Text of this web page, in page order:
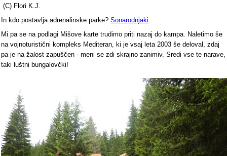
(C) Flori K.J.
In kdo postavlja adrenalinske parke? Sonarodnjaki.
Mi pa se na podlagi Mišove karte trudimo priti nazaj do kampa. Naletimo še
na vojnoturistični kompleks Mediteran, ki je vsaj leta 2003 še deloval, zdaj
pa je na žalost zapuščen - meni se zdi skrajno zanimiv. Sredi vse te narave,
taki luštni bungalovčki!